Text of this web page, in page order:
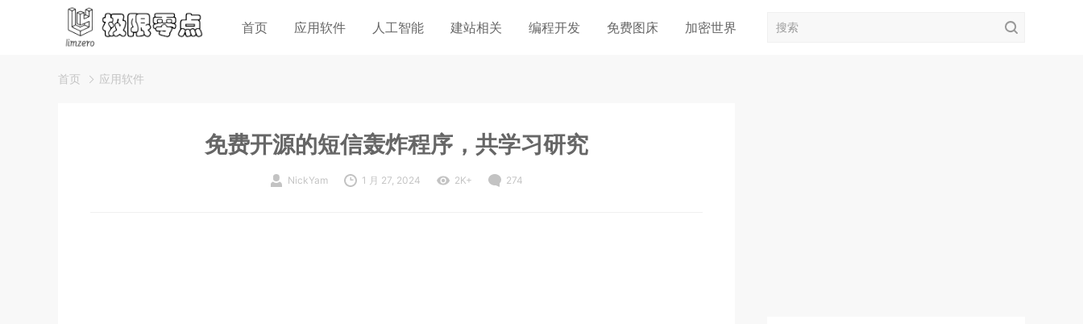
首页 应用软件 人工智能 建站相关 编程开发 免费图床 加密世界
首页 应用软件
免费开源的短信轰炸程序，共学习研究
NickYam 1 月 27, 2024 2K+ 274